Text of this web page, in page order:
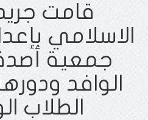
قامت
الاسلامي
جمعية
الوافد
الطلاب